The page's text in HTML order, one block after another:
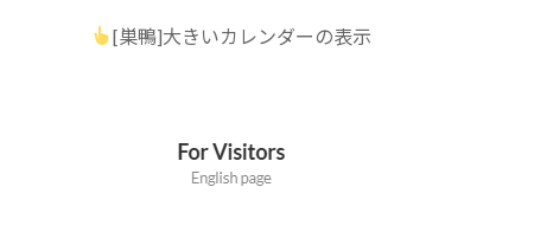
[巣鴨]大きいカレンダーの表示